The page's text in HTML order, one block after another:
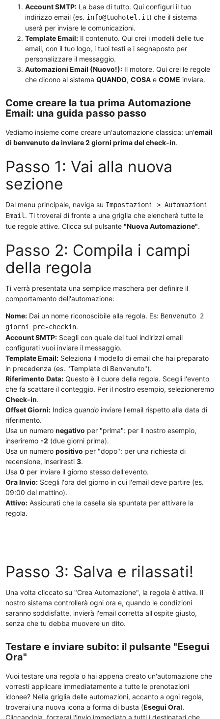
Account SMTP:La base di tutto. Qui configuri il tuo
indirizzo email (es. info@tuohotel.it) che il sistema
userà per inviare le comunicazioni.
Template Email:Il contenuto. Qui crei i modelli delle tue
email, con il tuo logo, i tuoi testi e i segnaposto per
personalizzare il messaggio.
Automazioni Email (Nuovo!):Il motore. Qui crei le regole
che dicono al sistema QUANDO, COSAe COME inviare.
Come creare la tua prima Automazione
Email: una guida passo passo
Vediamo insieme come creare un'automazione classica: un'email
di benvenuto da inviare 2 giorni prima del check-in.
Passo 1: Vai alla nuova
sezione
Dal menu principale, naviga su Impostazioni > Automazioni
Email . Ti troverai di fronte a una griglia che elencherà tutte le
tue regole attive. Clicca sul pulsante "Nuova Automazione".
Passo 2: Compila i campi
della regola
Ti verrà presentata una semplice maschera per definire il
comportamento dell'automazione:
Nome:Dai un nome riconoscibile alla regola. Es: Benvenuto 2
giorni pre-checkin.
Account SMTP:Scegli con quale dei tuoi indirizzi email
configurati vuoi inviare il messaggio.
Template Email:Seleziona il modello di email che hai preparato
in precedenza (es. "Template di Benvenuto").
Riferimento Data:Questo è il cuore della regola. Scegli l'evento
che fa scattare il conteggio. Per il nostro esempio, selezioneremo
Check-in.
Offset Giorni:Indica quandoinviare l'email rispetto alla data di
riferimento.
Usa un numero negativo per "prima": per il nostro esempio,
inseriremo -2 (due giorni prima).
Usa un numero positivo per "dopo": per una richiesta di
recensione, inseriresti 3.
Usa 0 per inviare il giorno stesso dell'evento.
Ora Invio:Scegli l'ora del giorno in cui l'email deve partire (es.
09:00 del mattino).
Attivo:Assicurati che la casella sia spuntata per attivare la
regola.
Passo 3: Salva e rilassati!
Una volta cliccato su "Crea Automazione", la regola è attiva. Il
nostro sistema controllerà ogni ora e, quando le condizioni
saranno soddisfatte, invierà l'email corretta all'ospite giusto,
senza che tu debba muovere un dito.
Testare e inviare subito: il pulsante "Esegui
Ora"
Vuoi testare una regola o hai appena creato un'automazione che
vorresti applicare immediatamente a tutte le prenotazioni
idonee? Nella griglia delle automazioni, accanto a ogni regola,
troverai una nuova icona a forma di busta (Esegui Ora).
Cliccandola, forzerai l'invio immediato a tutti i destinatari che